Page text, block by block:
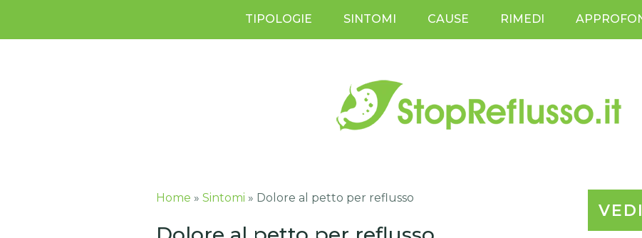
TIPOLOGIE SINTOMI CAUSE RIMEDI
Home » Sintomi » Dolore al petto per reflusso